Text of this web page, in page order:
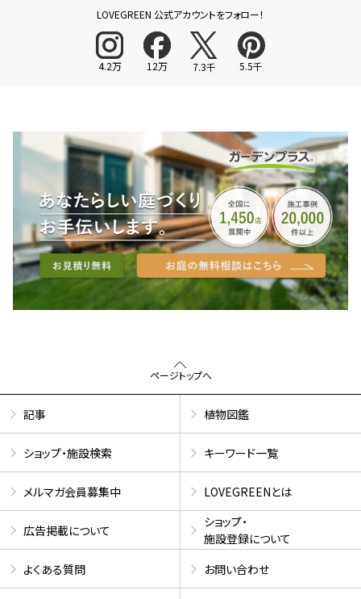
LOVEGREEN 公式アカウントをフォロー！
4.2万 12万 7.3千 5.5千
ページトップへ
記事 植物図鑑
ショップ・施設検索 キーワード一覧
メルマガ会員募集中 LOVEGREENとは
広告掲載について
ショップ・
施設登録について
よくある質問
お問い合わせ